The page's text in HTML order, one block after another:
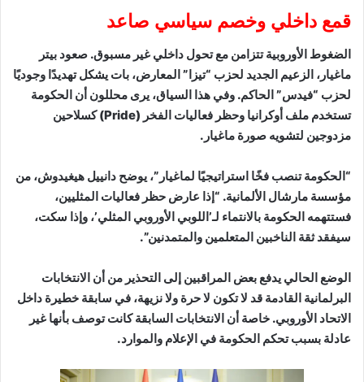
قمع داخلي وخصم سياسي صاعد
الضغوط الأوروبية تتزامن مع تحول داخلي غير مسبوق. صعود بيتر
ماغيار، الزعيم الجديد لحزب “تيزا” المعارض، بات يشكل تهديدًا وجوديًا
لحزب “فيدس” الحاكم. وفي هذا السياق، يرى محللون أن الحكومة
تستخدم ملف أوكرانيا وحظر فعاليات الفخر (Pride) كسلاحين
مزدوجين لتشويه صورة ماغيار.
“الحكومة تنصب فخًا استراتيجيًا لماغيار”، يوضح دانييل هيغيدوش، من
مؤسسة مارشال الألمانية. “إذا عارض حظر فعاليات المثليين،
فستتهمه الحكومة بالانتماء لـ’اللوبي الأوروبي المثلي’، وإذا سكت،
سيفقد ثقة الناخبين المتعلمين والمتمدنين”.
الوضع الحالي يدفع بعض المراقبين إلى التحذير من أن الانتخابات
البرلمانية القادمة قد لا تكون لا حرة ولا نزيهة، في سابقة خطيرة داخل
الاتحاد الأوروبي. خاصة أن الانتخابات السابقة كانت توصف بأنها غير
عادلة بسبب تحكم الحكومة في الإعلام والموارد.